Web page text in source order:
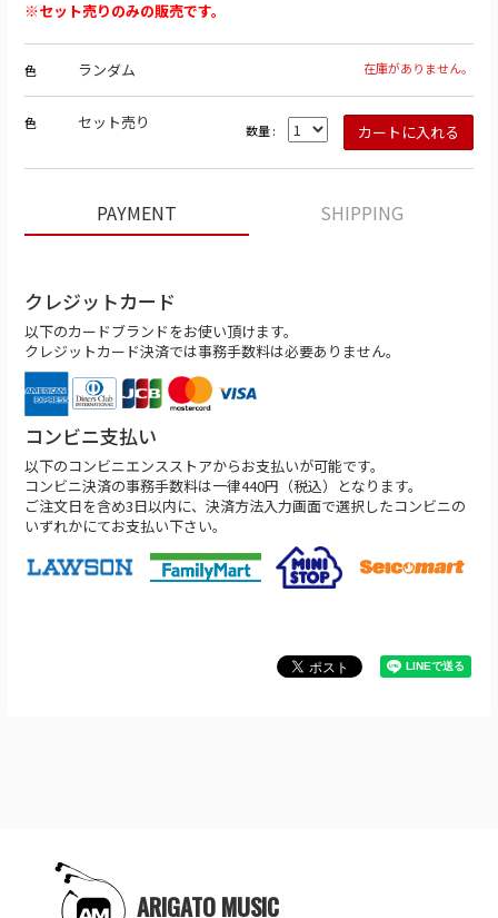
※セット売りのみの販売です。
色 ランダム 在庫がありません。
色 セット売り 数量 :
PAYMENT SHIPPING
クレジットカード
以下のカードブランドをお使い頂けます。
クレジットカード決済では事務手数料は必要ありません。
コンビニ支払い
以下のコンビニエンスストアからお支払いが可能です。
コンビニ決済の事務手数料は一律440円（税込）となります。
ご注文日を含め3日以内に、決済方法入力画面で選択したコンビニの
いずれかにてお支払い下さい。
ARIGATO MUSIC